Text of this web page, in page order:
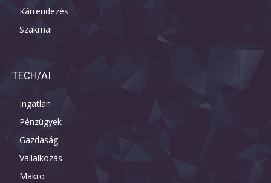
Kárrendezés
Szakmai
TECH/AI
Ingatlan
Pénzügyek
Gazdaság
Vállalkozás
Makro